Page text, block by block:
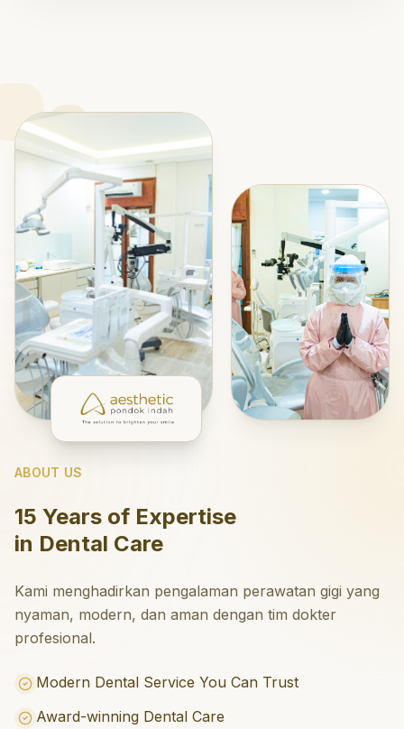
ABOUT US
15 Years of Expertise
in Dental Care
Kami menghadirkan pengalaman perawatan gigi yang
nyaman, modern, dan aman dengan tim dokter
profesional.
Modern Dental Service You Can Trust
Award-winning Dental Care